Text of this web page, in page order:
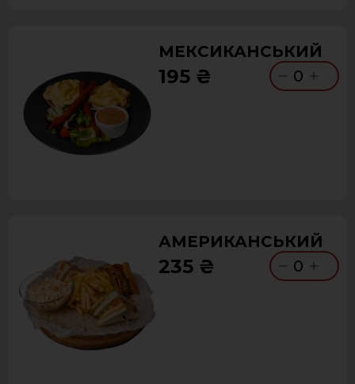
МЕКСИКАНСЬКИЙ
195 ₴ 0
АМЕРИКАНСЬКИЙ
235 ₴ 0